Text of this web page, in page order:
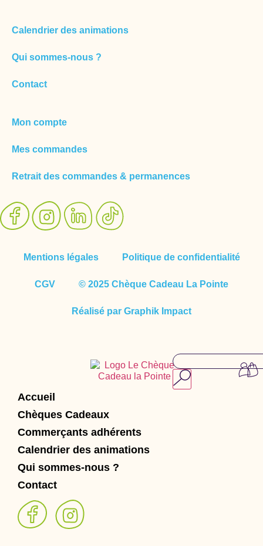
Calendrier des animations
Qui sommes-nous ?
Contact
Mon compte
Mes commandes
Retrait des commandes & permanences
Mentions légales Politique de confidentialité
CGV © 2025 Chèque Cadeau La Pointe
Réalisé par Graphik Impact
Accueil
Chèques Cadeaux
Commerçants adhérents
Calendrier des animations
Qui sommes-nous ?
Contact